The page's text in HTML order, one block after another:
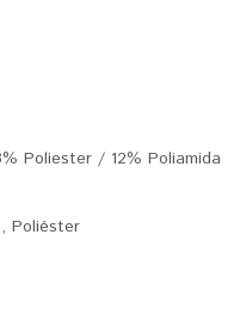
Poliester / 12% Poliamida
Poliéster